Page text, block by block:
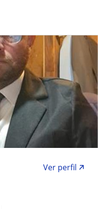
Ver perfil